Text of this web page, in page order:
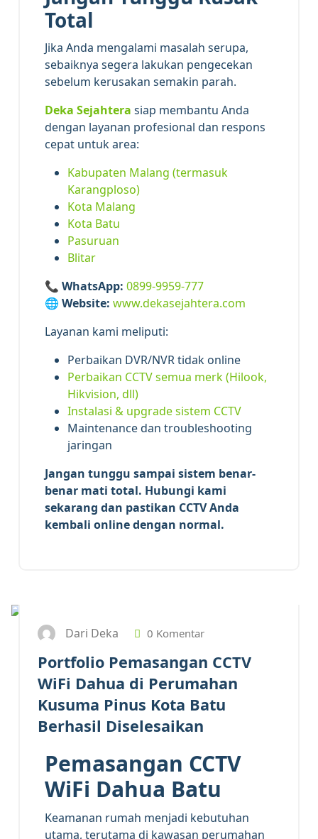
Total
Jika Anda mengalami masalah serupa,
sebaiknya segera lakukan pengecekan
sebelum kerusakan semakin parah.
Deka Sejahtera siap membantu Anda
dengan layanan profesional dan respons
cepat untuk area:
Kabupaten Malang (termasuk
Karangploso)
Kota Malang
Kota Batu
Pasuruan
Blitar
📞 WhatsApp: 0899-9959-777
🌐 Website: www.dekasejahtera.com
Layanan kami meliputi:
Perbaikan DVR/NVR tidak online
Perbaikan CCTV semua merk (Hilook,
Hikvision, dll)
Instalasi & upgrade sistem CCTV
Maintenance dan troubleshooting
jaringan
Jangan tunggu sampai sistem benar-
benar mati total. Hubungi kami
sekarang dan pastikan CCTV Anda
kembali online dengan normal.
Dari Deka 0 Komentar
Portfolio Pemasangan CCTV
WiFi Dahua di Perumahan
Kusuma Pinus Kota Batu
Berhasil Diselesaikan
Pemasangan CCTV
WiFi Dahua Batu
Keamanan rumah menjadi kebutuhan
utama, terutama di kawasan perumahan